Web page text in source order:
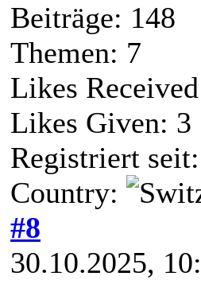
Beiträge: 148
Themen: 7
Likes
Likes Given: 3
Registriert
Country:
#8
30.10.2025,